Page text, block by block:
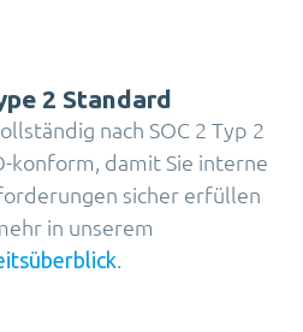
2 Standard
nach SOC 2 Typ 2
konform, damit Sie interne
sicher erfüllen
in unserem
.